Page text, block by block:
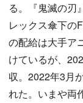
る。『鬼滅の刃
レックス傘下の
の配給は大手ア
けているが、
収。2022年3月
れた。いまや両